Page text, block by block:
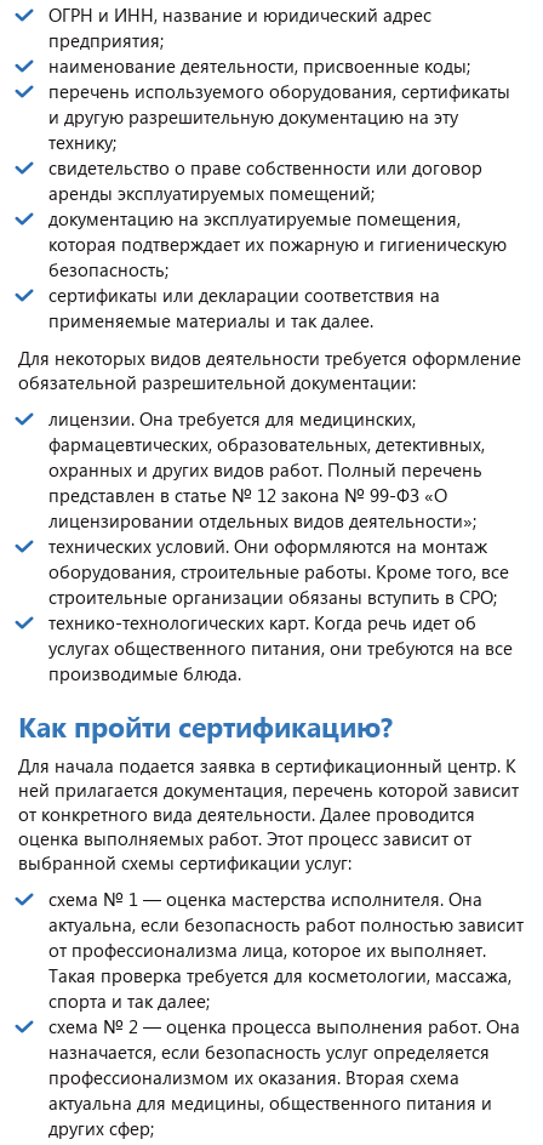
ОГРН и ИНН, название и юридический адрес
предприятия;
наименование деятельности, присвоенные коды;
перечень используемого оборудования, сертификаты
и другую разрешительную документацию на эту
технику;
свидетельство о праве собственности или договор
аренды эксплуатируемых помещений;
документацию на эксплуатируемые помещения,
которая подтверждает их пожарную и гигиеническую
безопасность;
сертификаты или декларации соответствия на
применяемые материалы и так далее.
Для некоторых видов деятельности требуется оформление
обязательной разрешительной документации:
лицензии. Она требуется для медицинских,
фармацевтических, образовательных, детективных,
охранных и других видов работ. Полный перечень
представлен в статье № 12 закона № 99-ФЗ «О
лицензировании отдельных видов деятельности»;
технических условий. Они оформляются на монтаж
оборудования, строительные работы. Кроме того, все
строительные организации обязаны вступить в СРО;
технико-технологических карт. Когда речь идет об
услугах общественного питания, они требуются на все
производимые блюда.
Как пройти сертификацию?
Для начала подается заявка в сертификационный центр. К
ней прилагается документация, перечень которой зависит
от конкретного вида деятельности. Далее проводится
оценка выполняемых работ. Этот процесс зависит от
выбранной схемы сертификации услуг:
схема № 1 — оценка мастерства исполнителя. Она
актуальна, если безопасность работ полностью зависит
от профессионализма лица, которое их выполняет.
Такая проверка требуется для косметологии, массажа,
спорта и так далее;
схема № 2 — оценка процесса выполнения работ. Она
назначается, если безопасность услуг определяется
профессионализмом их оказания. Вторая схема
актуальна для медицины, общественного питания и
других сфер;